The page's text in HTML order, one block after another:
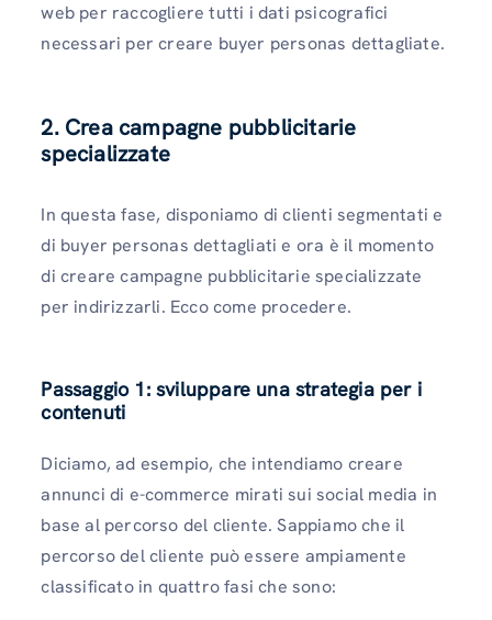
web per raccogliere tutti i dati psicografici
necessari per creare buyer personas dettagliate.
2. Crea campagne pubblicitarie
specializzate
In questa fase, disponiamo di clienti segmentati e
di buyer personas dettagliati e ora è il momento
di creare campagne pubblicitarie specializzate
per indirizzarli. Ecco come procedere.
Passaggio 1: sviluppare una strategia per i
contenuti
Diciamo, ad esempio, che intendiamo creare
annunci di e-commerce mirati sui social media in
base al percorso del cliente. Sappiamo che il
percorso del cliente può essere ampiamente
classificato in quattro fasi che sono: